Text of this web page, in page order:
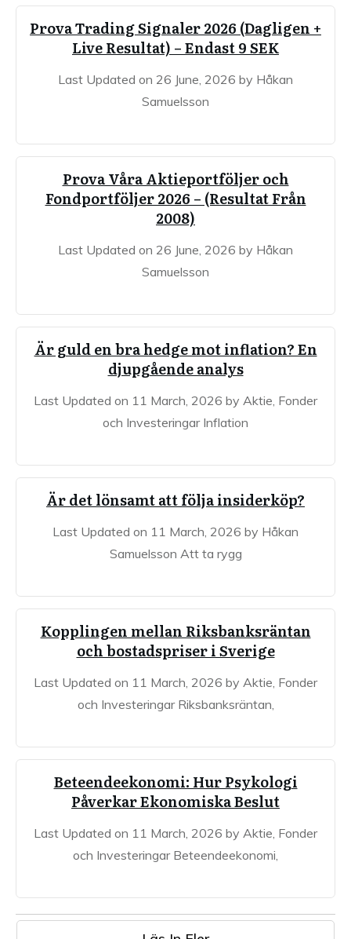
Prova Trading Signaler 2026 (Dagligen +
Live Resultat) – Endast 9 SEK
Last Updated on 26 June, 2026 by Håkan
Samuelsson
Prova Våra Aktieportföljer och
Fondportföljer 2026 – (Resultat Från
2008)
Last Updated on 26 June, 2026 by Håkan
Samuelsson
Är guld en bra hedge mot inflation? En
djupgående analys
Last Updated on 11 March, 2026 by Aktie, Fonder
och Investeringar Inflation
Är det lönsamt att följa insiderköp?
Last Updated on 11 March, 2026 by Håkan
Samuelsson Att ta rygg
Kopplingen mellan Riksbanksräntan
och bostadspriser i Sverige
Last Updated on 11 March, 2026 by Aktie, Fonder
och Investeringar Riksbanksräntan,
Beteendeekonomi: Hur Psykologi
Påverkar Ekonomiska Beslut
Last Updated on 11 March, 2026 by Aktie, Fonder
och Investeringar Beteendeekonomi,